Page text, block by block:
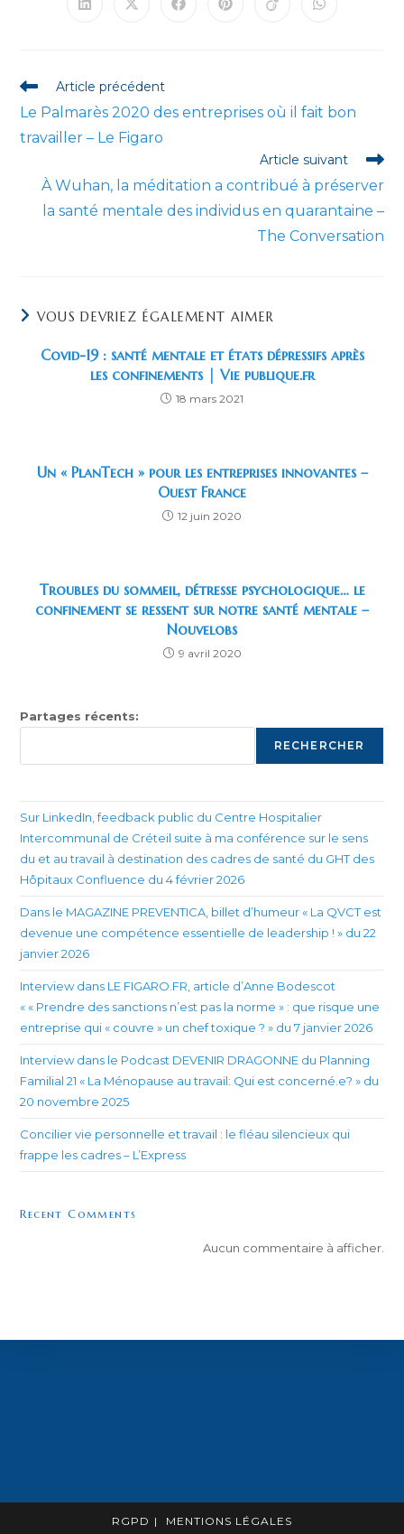
Ouvrir
Ouvrir Ouvrir Ouvrir Ouvrir Ouvrir
Read
articles
Article précédent
Le Palmarès 2020 des entreprises où il fait bon
travailler – Le Figaro
Article suivant
À Wuhan, la méditation a contribué à préserver
la santé mentale des individus en quarantaine –
The Conversation
VOUS DEVRIEZ ÉGALEMENT AIMER
Covid-19 : santé mentale et états dépressifs après
les confinements | Vie publique.fr
18 mars 2021
Un « PlanTech » pour les entreprises innovantes –
Ouest France
12 juin 2020
Troubles du sommeil, détresse psychologique… le
confinement se ressent sur notre santé mentale –
Nouvelobs
9 avril 2020
Partages récents:
RECHERCHER
Sur LinkedIn, feedback public du Centre Hospitalier
Intercommunal de Créteil suite à ma conférence sur le sens
du et au travail à destination des cadres de santé du GHT des
Hôpitaux Confluence du 4 février 2026
Dans le MAGAZINE PREVENTICA, billet d’humeur « La QVCT est
devenue une compétence essentielle de leadership ! » du 22
janvier 2026
Interview dans LE FIGARO.FR, article d’Anne Bodescot
« « Prendre des sanctions n’est pas la norme » : que risque une
entreprise qui « couvre » un chef toxique ? » du 7 janvier 2026
Interview dans le Podcast DEVENIR DRAGONNE du Planning
Familial 21 « La Ménopause au travail: Qui est concerné.e? » du
20 novembre 2025
Concilier vie personnelle et travail : le fléau silencieux qui
frappe les cadres – L’Express
Recent Comments
Aucun commentaire à afficher.
RGPD MENTIONS LÉGALES